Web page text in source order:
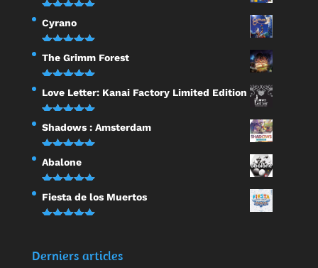
Note5.00
sur 5
Cyrano
Note5.00
sur 5
The Grimm Forest
Note 5.00
sur 5
Love Letter: Kanai Factory Limited Edition
Note5.00
sur 5
Shadows : Amsterdam
Note5.00
sur 5
Abalone
Note5.00
sur 5
Fiesta de los Muertos
Derniers articles